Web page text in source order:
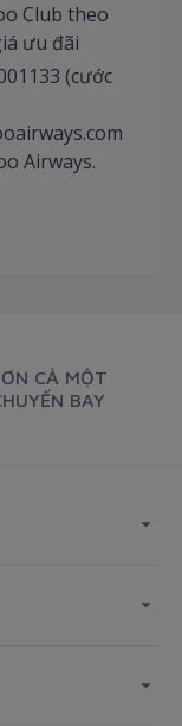
Club theo
ưu đãi
(cước
Airways.
CẢ MỘT
BAY